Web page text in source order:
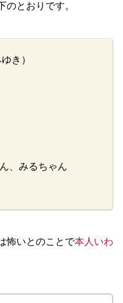
のとおりです。
き）
、みるちゃん
怖いとのことで本人いわ